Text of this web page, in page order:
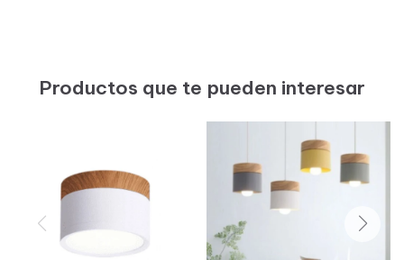
Productos que te pueden interesar